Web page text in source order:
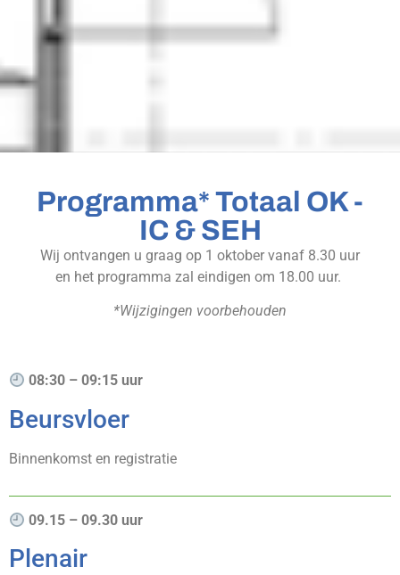
Programma* Totaal OK -
IC & SEH
Wij ontvangen u graag op 1 oktober vanaf 8.30 uur
en het programma zal eindigen om 18.00 uur.
*Wijzigingen voorbehouden
08:30 – 09:15 uur
Beursvloer
Binnenkomst en registratie
09.15 – 09.30 uur
Plenair